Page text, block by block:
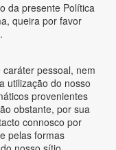
da presente Política
queira por favor
pessoal, nem
utilização do nosso
provenientes
obstante, por sua
connosco por
pelas formas